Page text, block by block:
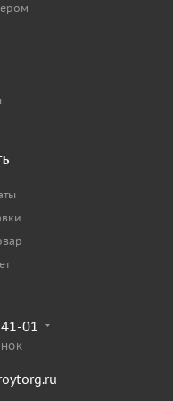
01